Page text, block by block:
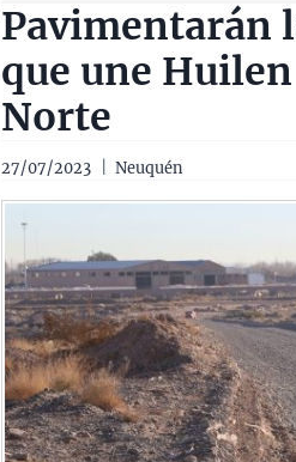
Pavimentarán
que une
Norte
27/07/2023 Neuquén